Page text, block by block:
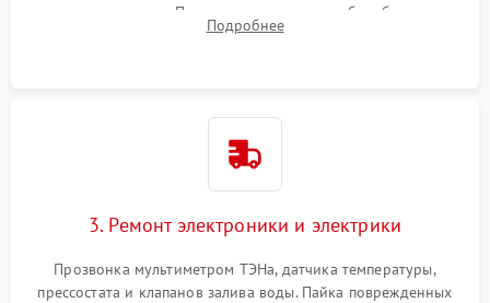
амортизаторов. Проверка подшипников барабана и
крестовины на износ, а манжеты люка на разрывы.
Подробнее
3. Ремонт электроники и электрики
Прозвонка мультиметром ТЭНа, датчика температуры,
прессостата и клапанов залива воды. Пайка поврежденных